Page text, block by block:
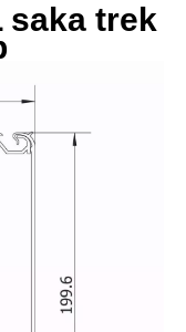
saka trek